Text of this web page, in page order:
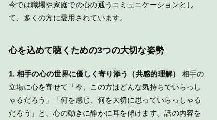
今では職場や家庭での心の通うコミュニケーションとし
て、多くの方に愛用されています。
心を込めて聴くための3つの大切な姿勢
1. 相手の心の世界に優しく寄り添う（共感的理解）
相手の
立場に心を寄せて「今、この方はどんな気持ちでいらっし
ゃるだろう」「何を感じ、何を大切に思っていらっしゃる
だろう」と、心の動きに静かに耳を傾けます。話の内容を